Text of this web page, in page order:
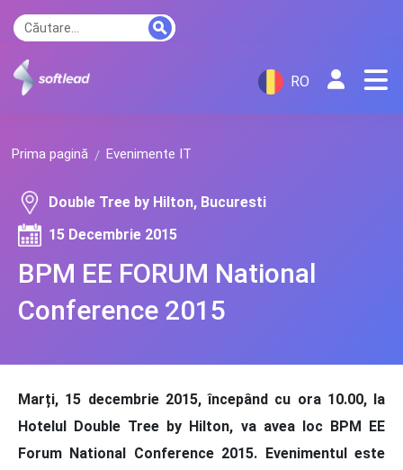
RO
Prima pagină Evenimente IT
BPM EE FORUM National
Conference 2015
Double Tree by Hilton, Bucuresti
15 Decembrie 2015
Marți, 15 decembrie 2015, începând cu ora 10.00, la
Hotelul Double Tree by Hilton, va avea loc BPM EE
Forum National Conference 2015. Evenimentul este